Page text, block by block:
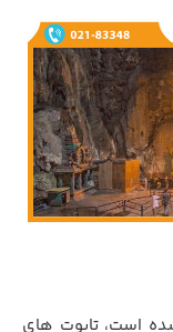
است، تابوت های